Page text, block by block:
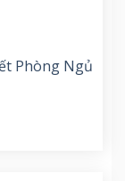
Phòng Ngủ